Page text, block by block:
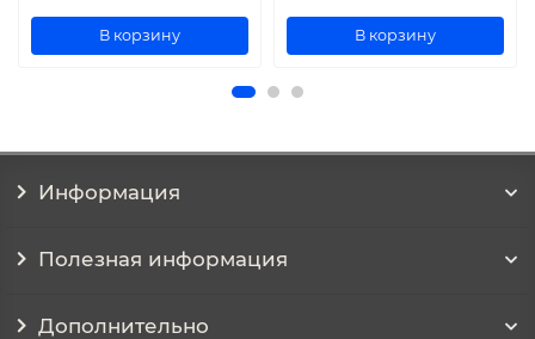
В корзину В корзину
Информация
Полезная информация
Дополнительно